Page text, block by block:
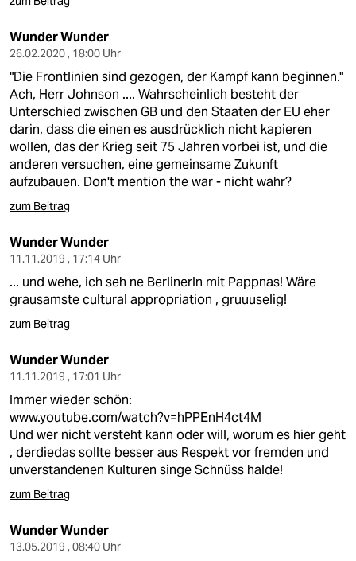
Wunder Wunder
26.02.2020 , 18:00 Uhr
"Die Frontlinien sind gezogen, der Kampf kann beginnen."
Ach, Herr Johnson .... Wahrscheinlich besteht der
Unterschied zwischen GB und den Staaten der EU eher
darin, dass die einen es ausdrücklich nicht kapieren
wollen, das der Krieg seit 75 Jahren vorbei ist, und die
anderen versuchen, eine gemeinsame Zukunft
aufzubauen. Don't mention the war - nicht wahr?
zum Beitrag
Wunder Wunder
11.11.2019 , 17:14 Uhr
... und wehe, ich seh ne BerlinerIn mit Pappnas! Wäre
grausamste cultural appropriation , gruuuselig!
zum Beitrag
Wunder Wunder
11.11.2019 , 17:01 Uhr
Immer wieder schön:
www.youtube.com/watch?v=hPPEnH4ct4M
Und wer nicht versteht kann oder will, worum es hier geht
, derdiedas sollte besser aus Respekt vor fremden und
unverstandenen Kulturen singe Schnüss halde!
zum Beitrag
Wunder Wunder
13.05.2019 , 08:40 Uhr